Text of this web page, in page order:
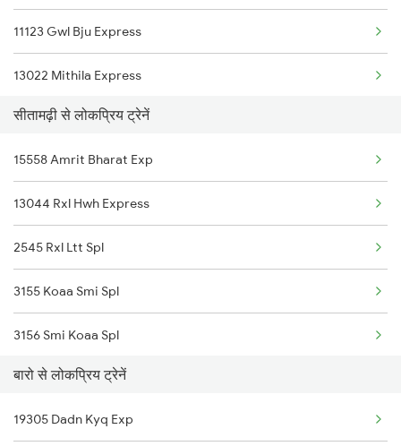
Baro to Siwan Trains
Baro to Shmata Vd Katra Trains
Baro to Sarupathar Trains
Baro to Jamshedpur Trains
Baro to Tundla Trains
11123 Gwl Bju Express
13022 Mithila Express
15028 Maurya Express
15566 Vaishali Exp
15708 Asr Kir Express
19483 Adi Shc Exp
18182 The Tata Exp
13020 Bagh Express
19037 Avadh Exp
सीतामढ़ी से लोकप्रिय ट्रेनें
15558 Amrit Bharat Exp
13044 Rxl Hwh Express
2545 Rxl Ltt Spl
3155 Koaa Smi Spl
3156 Smi Koaa Spl
3165 Koaa Smi Spl
3166 Smi Koaa Spl
बारो से लोकप्रिय ट्रेनें
19305 Dadn Kyq Exp